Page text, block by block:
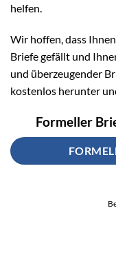
helfen.
Wir hoffen, dass
Briefe gefällt und
und überzeugender
kostenlos herunter
Formeller